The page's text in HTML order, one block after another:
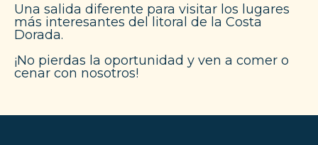
Una salida diferente para visitar los lugares
más interesantes del litoral de la Costa
Dorada.
¡No pierdas la oportunidad y ven a comer o
cenar con nosotros!